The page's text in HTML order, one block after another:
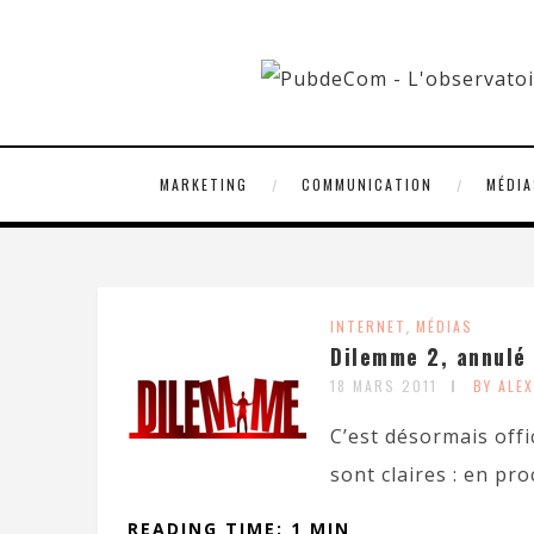
MARKETING COMMUNICATION
INTERNET, MÉDIAS
Dilemme 2,
18 MARS 2011 BY
C’est désormais
sont claires : en
READING TIME: 1 MIN